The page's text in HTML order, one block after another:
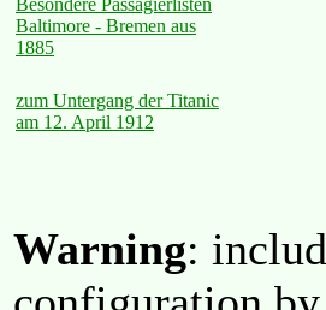
Besondere Passagierlisten
Baltimore - Bremen aus
1885
zum Untergang der Titanic
am 12. April 1912
Warning: